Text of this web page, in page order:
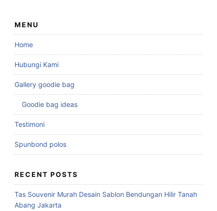
MENU
Home
Hubungi Kami
Gallery goodie bag
Goodie bag ideas
Testimoni
Spunbond polos
RECENT POSTS
Tas Souvenir Murah Desain Sablon Bendungan Hilir Tanah
Abang Jakarta